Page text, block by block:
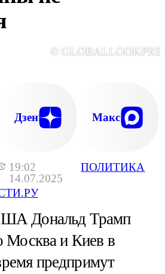
19:02
14.07.2025
ПОЛИТИКА
©
Дзен Макс
Дональд Трамп
Москва и Киев в
предпримут